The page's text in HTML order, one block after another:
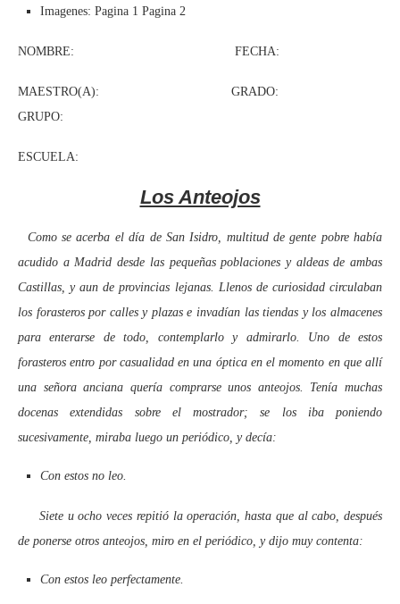
Imagenes: Pagina 1 Pagina 2
NOMBRE: FECHA:
MAESTRO(A): GRADO:
GRUPO:
ESCUELA:
Los Anteojos
Como se acerba el día de San Isidro, multitud de gente pobre había
acudido a Madrid desde las pequeñas poblaciones y aldeas de ambas
Castillas, y aun de provincias lejanas. Llenos de curiosidad circulaban
los forasteros por calles y plazas e invadían las tiendas y los almacenes
para enterarse de todo, contemplarlo y admirarlo. Uno de estos
forasteros entro por casualidad en una óptica en el momento en que allí
una señora anciana quería comprarse unos anteojos. Tenía muchas
docenas extendidas sobre el mostrador; se los iba poniendo
sucesivamente, miraba luego un periódico, y decía:
Con estos no leo.
Siete u ocho veces repitió la operación, hasta que al cabo, después
de ponerse otros anteojos, miro en el periódico, y dijo muy contenta:
Con estos leo perfectamente.